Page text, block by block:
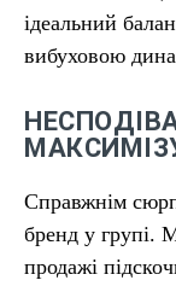
ідеальний
вибуховою
Справжнім
бренд у групі.
продажі